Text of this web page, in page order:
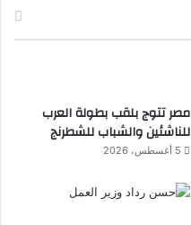
مصر تتوج بلقب بطولة العرب
للناشئين والشباب للشطرنج
5 أغسطس، 2026